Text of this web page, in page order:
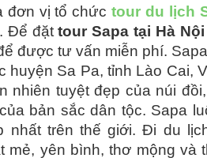
đơn vị tổ chứctour du lịch
Để đặttour Sapa tại Hà Nội
được tư vấn miễn phí.
huyện Sa Pa, tỉnh Lào Cai,
nhiên tuyệt đẹp của núi
bản sắc dân tộc. Sapa
nhất trên thế giới. Đi du
mẻ, yên bình, thơ mộng và